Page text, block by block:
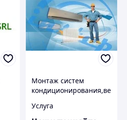
Монтаж систем
кондиционирования,ве
Услуга